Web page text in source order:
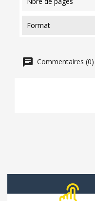
format
Commentaires (0)